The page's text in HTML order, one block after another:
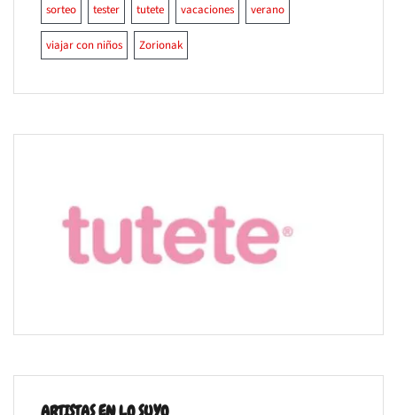
sorteo tester tutete vacaciones verano
viajar con niños Zorionak